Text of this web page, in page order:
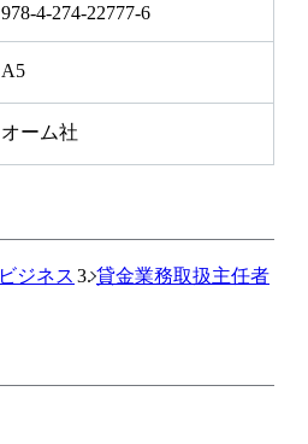
978-4-274-22777-6
A5
オーム社
ビジネス 貸金業務取扱主任者